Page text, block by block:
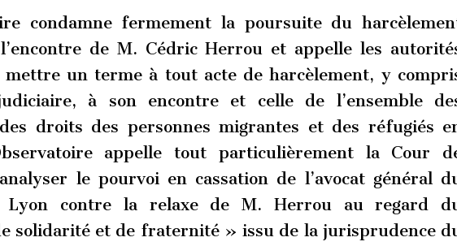
condamne fermement la poursuite du
de M. Cédric Herrou et appelle les
mettre un terme à tout acte de harcèlement, y
à son encontre et celle de l’ensemble
droits des personnes migrantes et des réfugiés
appelle tout particulièrement la Cour
le pourvoi en cassation de l’avocat général
Lyon contre la relaxe de M. Herrou au regard
solidarité et de fraternité » issu de la jurisprudence